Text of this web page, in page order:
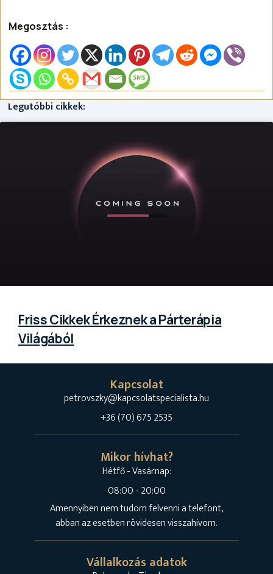
Megosztás :
Legutóbbi cikkek:
Friss Cikkek Érkeznek a Párterápia
Világából
Kapcsolat
petrovszky@kapcsolatspecialista.hu
+36 (70) 675 2535
Mikor hívhat?
Hétfő - Vasárnap:
08:00 - 20:00
Amennyiben nem tudom felvenni a telefont,
abban az esetben rövidesen visszahívom.
Vállalkozás adatok